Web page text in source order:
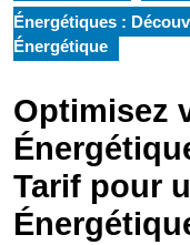
Énergétiques :
Énergétique
Optimisez
Tarif pour